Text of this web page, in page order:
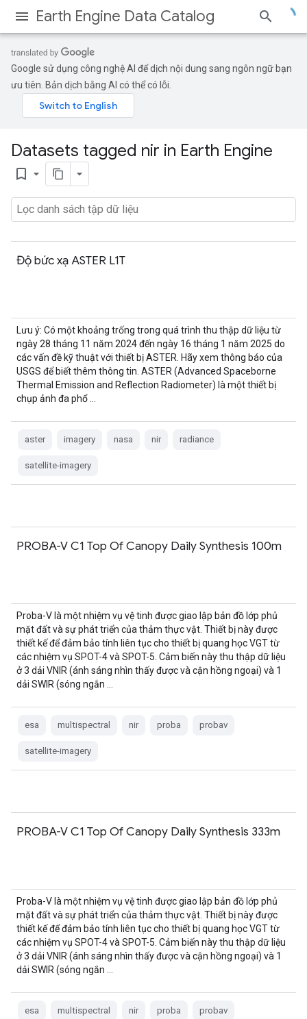
Earth Engine Data Catalog
Google sử dụng công nghệ AI để dịch nội dung sang ngôn ngữ bạn
ưu tiên. Bản dịch bằng AI có thể có lỗi.
Datasets tagged nir in Earth Engine
bookmark_border
Độ bức xạ ASTER L1T
Lưu ý: Có một khoảng trống trong quá trình thu thập dữ liệu từ
ngày 28 tháng 11 năm 2024 đến ngày 16 tháng 1 năm 2025 do
các vấn đề kỹ thuật với thiết bị ASTER. Hãy xem thông báo của
USGS để biết thêm thông tin. ASTER (Advanced Spaceborne
Thermal Emission and Reflection Radiometer) là một thiết bị
chụp ảnh đa phổ …
aster imagery nasa nir radiance
satellite-imagery
PROBA-V C1 Top Of Canopy Daily Synthesis 100m
Proba-V là một nhiệm vụ vệ tinh được giao lập bản đồ lớp phủ
mặt đất và sự phát triển của thảm thực vật. Thiết bị này được
thiết kế để đảm bảo tính liên tục cho thiết bị quang học VGT từ
các nhiệm vụ SPOT-4 và SPOT-5. Cảm biến này thu thập dữ liệu
ở 3 dải VNIR (ánh sáng nhìn thấy được và cận hồng ngoại) và 1
dải SWIR (sóng ngắn …
esa multispectral nir proba probav
satellite-imagery
PROBA-V C1 Top Of Canopy Daily Synthesis 333m
Proba-V là một nhiệm vụ vệ tinh được giao lập bản đồ lớp phủ
mặt đất và sự phát triển của thảm thực vật. Thiết bị này được
thiết kế để đảm bảo tính liên tục cho thiết bị quang học VGT từ
các nhiệm vụ SPOT-4 và SPOT-5. Cảm biến này thu thập dữ liệu
ở 3 dải VNIR (ánh sáng nhìn thấy được và cận hồng ngoại) và 1
dải SWIR (sóng ngắn …
esa multispectral nir proba probav